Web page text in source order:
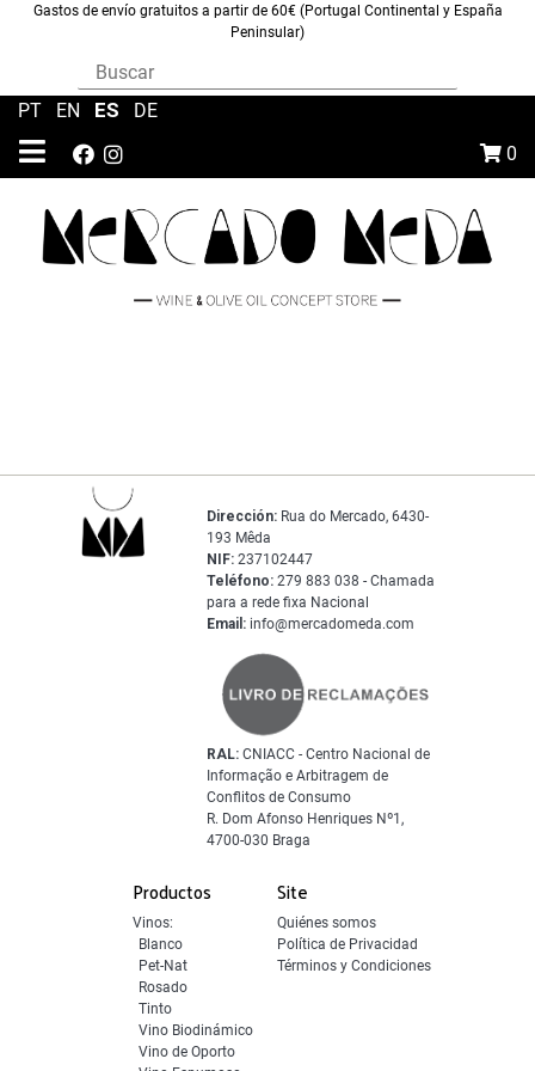
Gastos de envío gratuitos a partir de 60€ (Portugal Continental y España
Peninsular)
0
PT EN ES DE
Productos
Vinos:
Blanco
Pet-Nat
Rosado
Tinto
Vino Biodinámico
Vino de Oporto
Site
Quiénes somos
Política de Privacidad
Términos y Condiciones
Dirección: Rua do Mercado, 6430-
193 Mêda
NIF: 237102447
Teléfono: 279 883 038 - Chamada
para a rede fixa Nacional
Email: info@mercadomeda.com
RAL: CNIACC - Centro Nacional de
Informação e Arbitragem de
Conflitos de Consumo
R. Dom Afonso Henriques Nº1,
4700-030 Braga